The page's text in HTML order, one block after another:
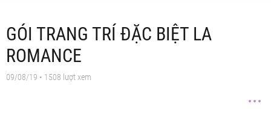
GÓI TRANG TRÍ ĐẶC BIỆT LA
ROMANCE
09/08/19 • 1508 lượt xem